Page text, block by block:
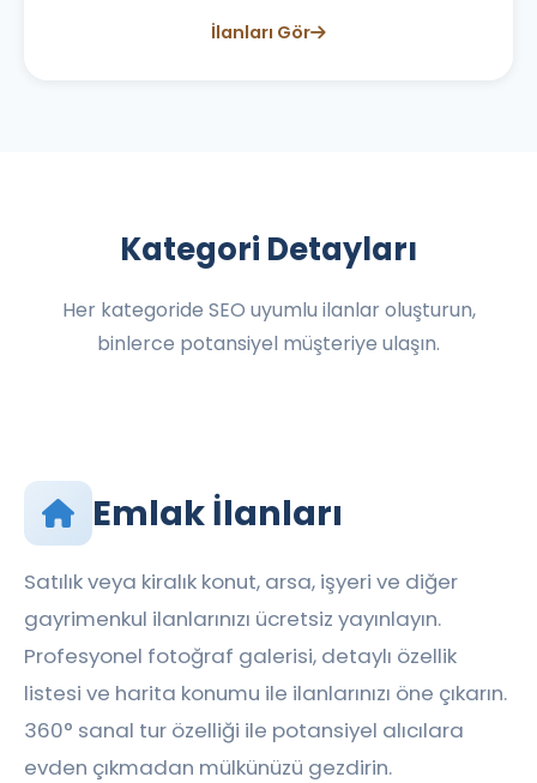
İlanları Gör
Kategori Detayları
Her kategoride SEO uyumlu ilanlar oluşturun,
binlerce potansiyel müşteriye ulaşın.
Emlak İlanları
Satılık veya kiralık konut, arsa, işyeri ve diğer
gayrimenkul ilanlarınızı ücretsiz yayınlayın.
Profesyonel fotoğraf galerisi, detaylı özellik
listesi ve harita konumu ile ilanlarınızı öne çıkarın.
360° sanal tur özelliği ile potansiyel alıcılara
evden çıkmadan mülkünüzü gezdirin.